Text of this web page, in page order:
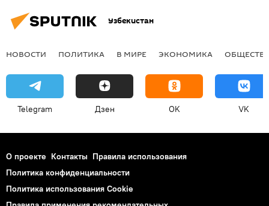
Узбекистан
НОВОСТИ ПОЛИТИКА В МИРЕ ЭКОНОМИКА
Telegram Дзен OK VK
О проекте Контакты Правила использования
Политика конфиденциальности
Политика использования Cookie